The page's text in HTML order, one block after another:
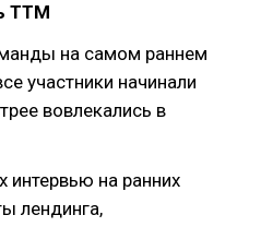
ТТМ
на самом раннем
участники начинали
вовлекались в
интервью на ранних
лендинга,